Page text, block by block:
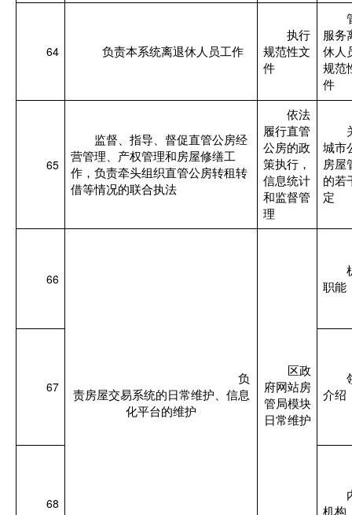
64 负责本系统离退休人员工作
执行
规范性文
件
服务
休人
规范
件
65
监督、指导、督促直管公房经
营管理、产权管理和房屋修缮工
作，负责牵头组织直管公房转租转
借等情况的联合执法
依法
履行直管
公房的政
策执行，
信息统计
和监督管
理
城市
房屋
的若
定
66
负
责房屋交易系统的日常维护、信息
化平台的维护
区政
府网站房
管局模块
日常维护
职能
67
介绍
68
机构